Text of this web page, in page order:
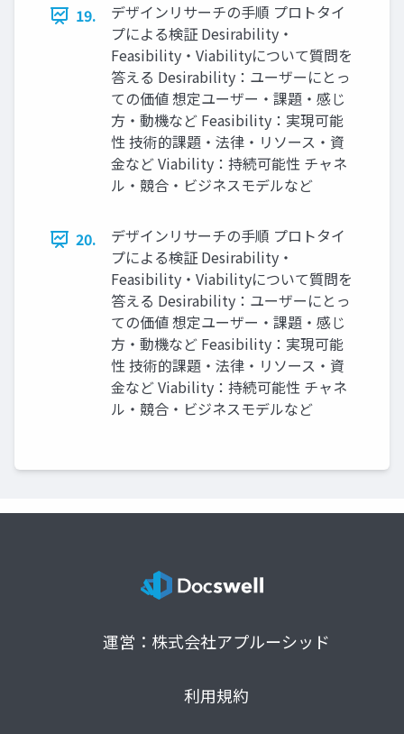
19.
デザインリサーチの手順 プロトタイ
プによる検証 Desirability・
Feasibility・Viabilityについて質問を
答える Desirability：ユーザーにとっ
ての価値 想定ユーザー・課題・感じ
方・動機など Feasibility：実現可能
性 技術的課題・法律・リソース・資
金など Viability：持続可能性 チャネ
ル・競合・ビジネスモデルなど
20.
デザインリサーチの手順 プロトタイ
プによる検証 Desirability・
Feasibility・Viabilityについて質問を
答える Desirability：ユーザーにとっ
ての価値 想定ユーザー・課題・感じ
方・動機など Feasibility：実現可能
性 技術的課題・法律・リソース・資
金など Viability：持続可能性 チャネ
ル・競合・ビジネスモデルなど
運営：株式会社アプルーシッド
利用規約